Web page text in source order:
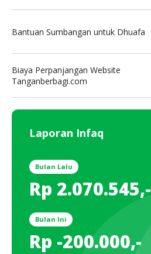
Bantuan Sumbangan untuk Dhuafa
Biaya Perpanjangan Website
Tanganberbagi.com
Laporan Infaq
Bulan Lalu
Rp 2.070.545,-
Bulan Ini
Rp -200.000,-